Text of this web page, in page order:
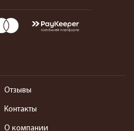
Отзывы
Контакты
О компании